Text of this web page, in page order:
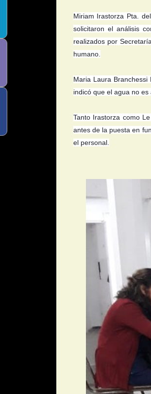
Miriam Irastorza Pta.
solicitaron el análisis
realizados por
humano.
Maria Laura
indicó que el agua no
Tanto Irastorza como
antes de la puesta en
el personal.